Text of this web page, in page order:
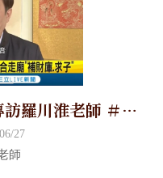
羅川淮老師 ＃高
＃屏東風水老師
命名 ＃屏東嬰兒
27
師